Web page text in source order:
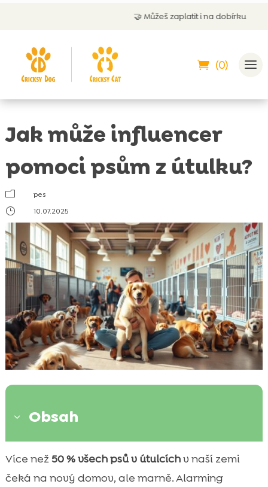
Můžeš zaplatit i na dobírku
(0)
Jak může influencer
pomoci psům z útulku?
m
pes
}
10.07.2025
3 Obsah
 Úvod do role influencerů v charitě
 Význam útulků pro psy v České republice
Více než50 % všech psů v útulcíchv naší zemi
čeká na nový domov, ale marně. Alarming